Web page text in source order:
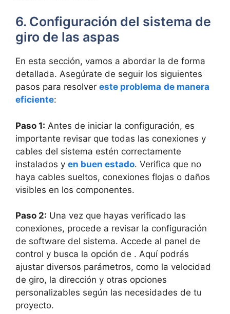
6. Configuración del sistema de
giro de las aspas
En esta sección, vamos a abordar la de forma
detallada. Asegúrate de seguir los siguientes
pasos para resolver este problema de manera
eficiente:
Paso 1: Antes de iniciar la configuración, es
importante revisar que todas las conexiones y
cables del sistema estén correctamente
instalados y en buen estado. Verifica que no
haya cables sueltos, conexiones flojas o daños
visibles en los componentes.
Paso 2: Una vez que hayas verificado las
conexiones, procede a revisar la configuración
de software del sistema. Accede al panel de
control y busca la opción de . Aquí podrás
ajustar diversos parámetros, como la velocidad
de giro, la dirección y otras opciones
personalizables según las necesidades de tu
proyecto.